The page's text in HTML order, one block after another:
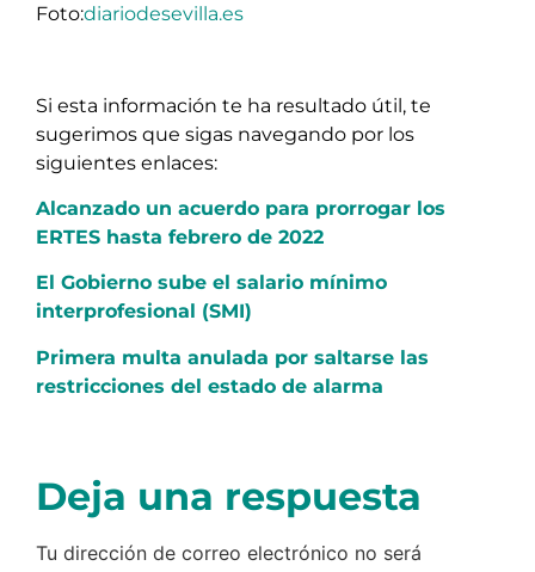
Foto:diariodesevilla.es
Si esta información te ha resultado útil, te
sugerimos que sigas navegando por los
siguientes enlaces:
Alcanzado un acuerdo para prorrogar los
ERTES hasta febrero de 2022
El Gobierno sube el salario mínimo
interprofesional (SMI)
Primera multa anulada por saltarse las
restricciones del estado de alarma
Deja una respuesta
Tu dirección de correo electrónico no será